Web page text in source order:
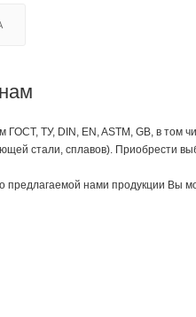
ТУ, DIN, EN, ASTM, GB, в том
стали, сплавов). Приобрести
нами продукции Вы